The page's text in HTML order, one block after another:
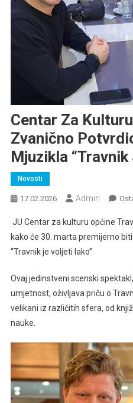
Centar Za
Zvanično
Mjuzikla
Novosti
17.02.2026 Admin
JU Centar za kulturu općine
kako će 30. marta premijerno
“Travnik je voljeti lako”.
Ovaj jedinstveni scenski
umjetnost, oživljava priču o
velikani iz različitih sfera, od
nauke.